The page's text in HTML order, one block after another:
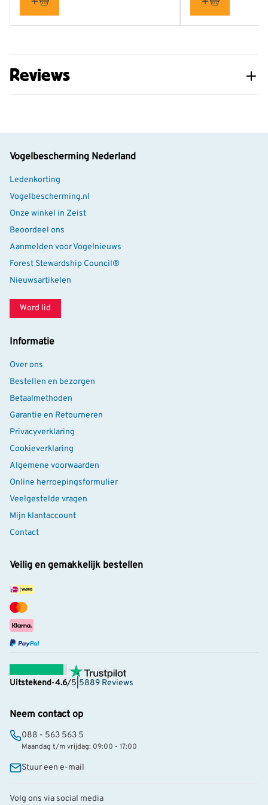
Reviews
Vogelbescherming Nederland
Ledenkorting
Vogelbescherming.nl
Onze winkel in Zeist
Beoordeel ons
Aanmelden voor Vogelnieuws
Forest Stewardship Council®
Nieuwsartikelen
Word lid
Informatie
Over ons
Bestellen en bezorgen
Betaalmethoden
Garantie en Retourneren
Privacyverklaring
Cookieverklaring
Algemene voorwaarden
Online herroepingsformulier
Veelgestelde vragen
Mijn klantaccount
Contact
Veilig en gemakkelijk bestellen
Uitstekend-4.6/5 5889 Reviews
Neem contact op
088 - 563 563 5
Maandag t/m vrijdag: 09:00 - 17:00
Stuur een e-mail
Volg ons via social media